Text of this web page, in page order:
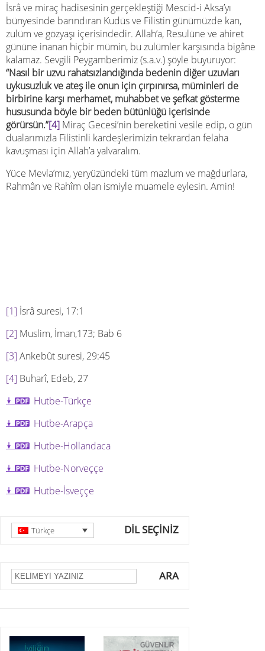
İsrâ ve miraç hadisesinin gerçekleştiği Mescid-i Aksa’yı
bünyesinde barındıran Kudüs ve Filistin günümüzde kan,
zulüm ve gözyaşı içerisindedir. Allah’a, Resulüne ve ahiret
gününe inanan hiçbir mümin, bu zulümler karşısında bigâne
kalamaz. Sevgili Peygamberimiz (s.a.v.) şöyle buyuruyor:
“Nasıl bir uzvu rahatsızlandığında bedenin diğer uzuvları
uykusuzluk ve ateş ile onun için çırpınırsa, müminleri de
birbirine karşı merhamet, muhabbet ve şefkat gösterme
hususunda böyle bir beden bütünlüğü içerisinde
görürsün.”[4] Miraç Gecesi’nin bereketini vesile edip, o gün
dualarımızla Filistinli kardeşlerimizin tekrardan felaha
kavuşması için Allah’a yalvaralım.
Yüce Mevla’mız, yeryüzündeki tüm mazlum ve mağdurlara,
Rahmân ve Rahîm olan ismiyle muamele eylesin. Amin!
[1] İsrâ suresi, 17:1
[2] Muslim, İman,173; Bab 6
[3] Ankebût suresi, 29:45
[4] Buharî, Edeb, 27
Hutbe-Türkçe
Hutbe-Arapça
Hutbe-Hollandaca
Hutbe-Norveççe
Hutbe-İsveççe
DİL SEÇİNİZ
Türkçe
ARA